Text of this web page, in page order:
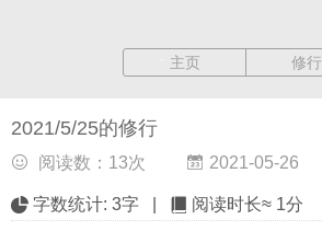
主页 修行
2021/5/25的修行
阅读数： 13次 2021-05-26
字数统计: 3字 阅读时长≈ 1分